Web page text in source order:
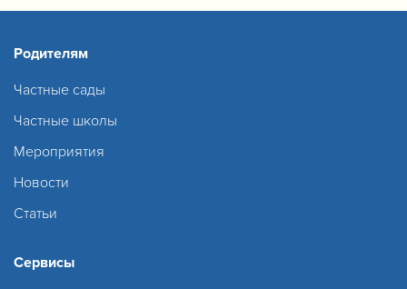
Родителям
Частные сады
Частные школы
Мероприятия
Новости
Статьи
Сервисы